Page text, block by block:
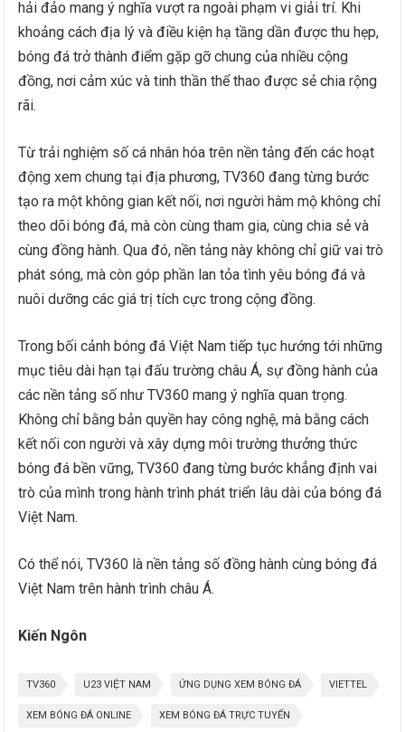
hải đảo mang ý nghĩa vượt ra ngoài phạm vi giải trí. Khi
khoảng cách địa lý và điều kiện hạ tầng dần được thu hẹp,
bóng đá trở thành điểm gặp gỡ chung của nhiều cộng
đồng, nơi cảm xúc và tinh thần thể thao được sẻ chia rộng
rãi.
Từ trải nghiệm số cá nhân hóa trên nền tảng đến các hoạt
động xem chung tại địa phương, TV360 đang từng bước
tạo ra một không gian kết nối, nơi người hâm mộ không chỉ
theo dõi bóng đá, mà còn cùng tham gia, cùng chia sẻ và
cùng đồng hành. Qua đó, nền tảng này không chỉ giữ vai trò
phát sóng, mà còn góp phần lan tỏa tình yêu bóng đá và
nuôi dưỡng các giá trị tích cực trong cộng đồng.
Trong bối cảnh bóng đá Việt Nam tiếp tục hướng tới những
mục tiêu dài hạn tại đấu trường châu Á, sự đồng hành của
các nền tảng số như TV360 mang ý nghĩa quan trọng.
Không chỉ bằng bản quyền hay công nghệ, mà bằng cách
kết nối con người và xây dựng môi trường thưởng thức
bóng đá bền vững, TV360 đang từng bước khẳng định vai
trò của mình trong hành trình phát triển lâu dài của bóng đá
Việt Nam.
Có thể nói, TV360 là nền tảng số đồng hành cùng bóng đá
Việt Nam trên hành trình châu Á.
Kiến Ngôn
TV360 U23 VIỆT NAM ỨNG DỤNG XEM BÓNG ĐÁ VIETTEL
XEM BÓNG ĐÁ ONLINE XEM BÓNG ĐÁ TRỰC TUYẾN